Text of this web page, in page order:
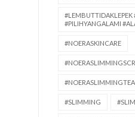
#PILIHYANGALAMI
#NOERASKINCARE
#NOERASLIMMINGTEA
#SLIMMING